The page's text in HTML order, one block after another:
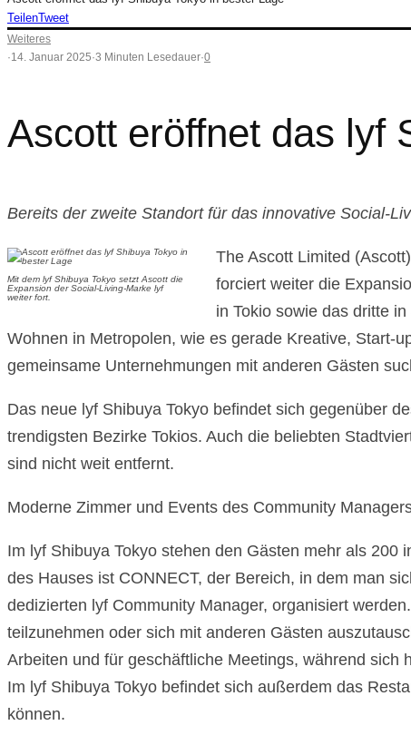
TeilenTweet
Weiteres
·14. Januar 2025·3 Minuten Lesedauer·0
Ascott eröffnet das lyf
Bereits der zweite Standort für das innovative Social-
Mit dem lyf Shibuya Tokyo setzt Ascott die
Expansion der Social-Living-Marke lyf
weiter fort.
The Ascott Limited
forciert weiter die
in Tokio sowie das dritte
Wohnen in Metropolen, wie es gerade Kreative, Start-
gemeinsame Unternehmungen mit anderen Gästen
Das neue lyf Shibuya Tokyo befindet sich gegenüber
trendigsten Bezirke Tokios. Auch die beliebten
sind nicht weit entfernt.
Moderne Zimmer und Events des Community
Im lyf Shibuya Tokyo stehen den Gästen mehr als
des Hauses ist CONNECT, der Bereich, in dem man
dedizierten lyf Community Manager, organisiert
teilzunehmen oder sich mit anderen Gästen
Arbeiten und für geschäftliche Meetings, während
Im lyf Shibuya Tokyo befindet sich außerdem das
können.